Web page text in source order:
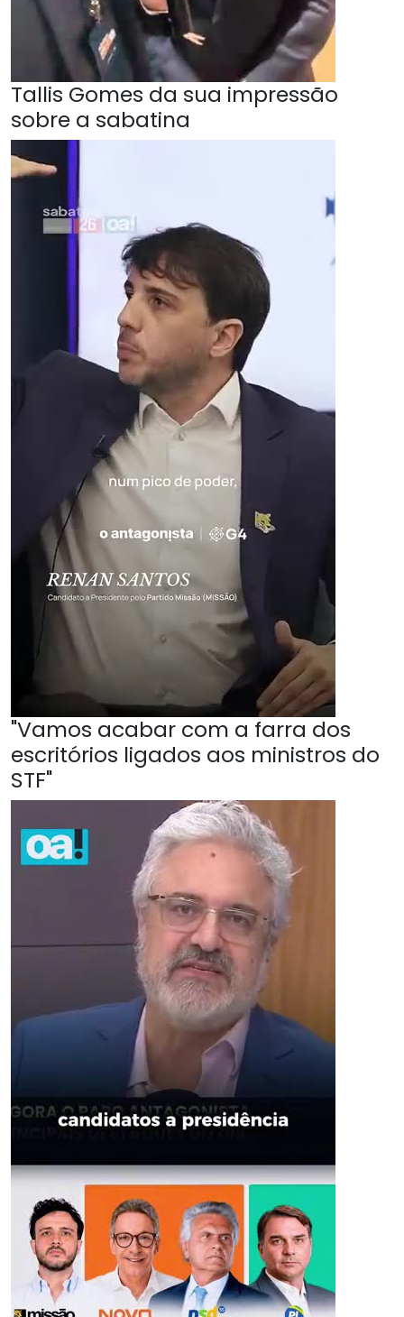
Tallis Gomes da sua impressão
sobre a sabatina
"Vamos acabar com a farra dos
escritórios ligados aos ministros do
STF"